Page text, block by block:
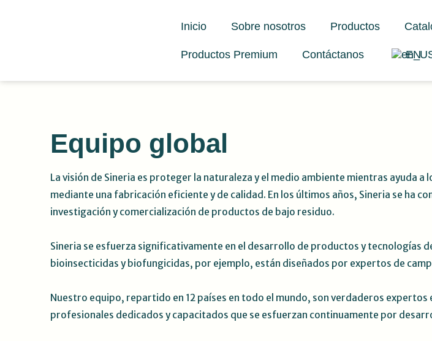
Inicio Sobre nosotros Productos
Productos Premium Contáctanos EN
Equipo global
La visión de Sineria es proteger la naturaleza y el medio ambiente mientras ayuda
mediante una fabricación eficiente y de calidad. En los últimos años, Sineria se ha
investigación y comercialización de productos de bajo residuo.
Sineria se esfuerza significativamente en el desarrollo de productos y tecnologías
bioinsecticidas y biofungicidas, por ejemplo, están diseñados por expertos de
Nuestro equipo, repartido en 12 países en todo el mundo, son verdaderos
profesionales dedicados y capacitados que se esfuerzan continuamente por